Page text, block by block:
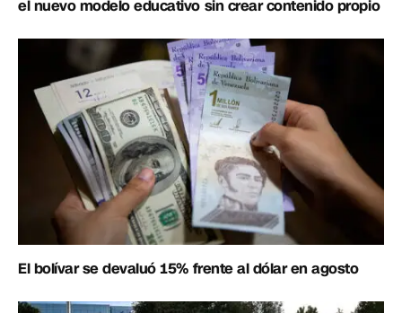
el nuevo modelo educativo sin crear contenido propio
El bolívar se devaluó 15% frente al dólar en agosto